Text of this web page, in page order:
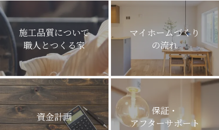
施工品質について
職人とつくる家
マイホームづくり
の流れ
資金計画
保証・
アフターサポート